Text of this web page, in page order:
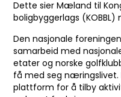
Dette sier Mæland til
boligbyggerlags (KOBBL)
Den nasjonale
samarbeid med
etater og norske
få med seg næringslivet.
plattform for å tilby